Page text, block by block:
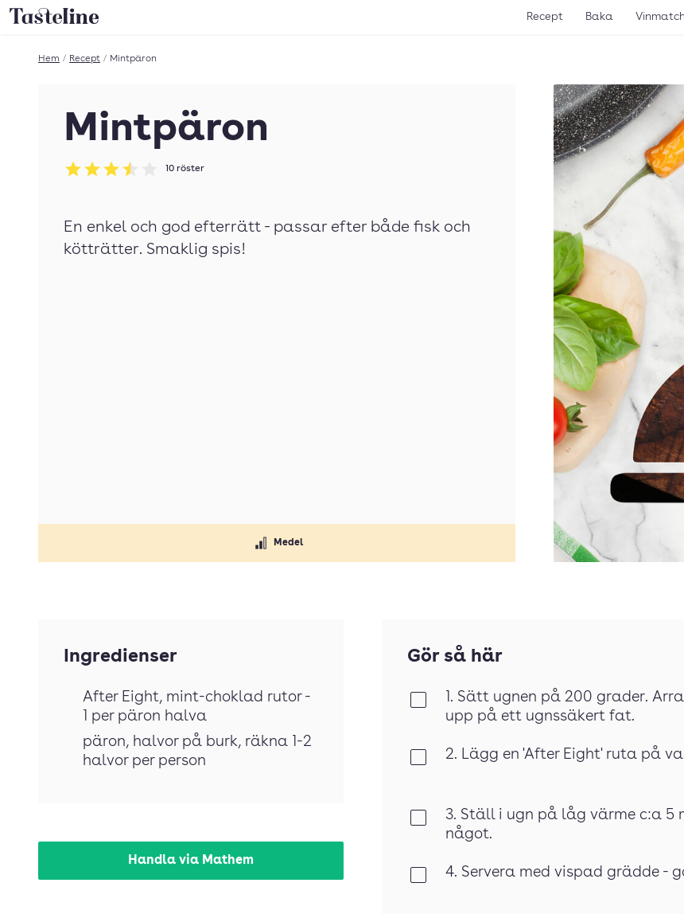
Till Tastelines startsida Recept Baka
Hem / Recept / Mintpäron
Mintpäron
Betyg: 3.5 av 5
10 röster
Medel
En enkel och god efterrätt - passar efter både fisk och
kötträtter. Smaklig spis!
Ingredienser
After Eight, mint-choklad rutor -
1 per päron halva
päron, halvor på burk, räkna 1-2
halvor per person
Handla via Mathem
Gör så här
1. Sätt ugnen på 200 grader.
upp på ett ugnssäkert fat.
2. Lägg en 'After Eight' ruta på
3. Ställ i ugn på låg värme c:a 5
något.
4. Servera med vispad grädde -